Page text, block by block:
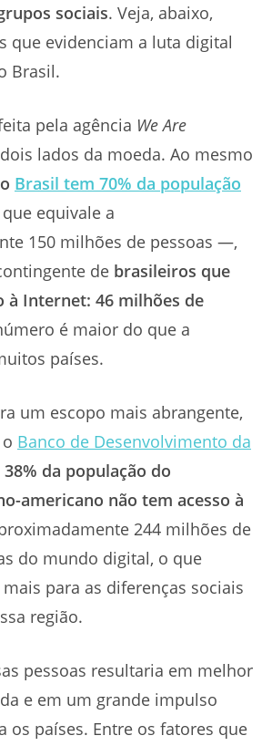
sociais. Veja, abaixo,
que evidenciam a luta digital
Brasil.
pela agência We Are
lados da moeda. Ao mesmo
o Brasil tem 70% da população
equivale a
150 milhões de pessoas —,
de brasileiros que
à Internet: 46 milhões de
é maior do que a
países.
um escopo mais abrangente,
Banco de Desenvolvimento da
38% da população do
americano não tem acesso à
244 milhões de
do mundo digital, o que
para as diferenças sociais
região.
pessoas resultaria em melhor
e em um grande impulso
os países. Entre os fatores que